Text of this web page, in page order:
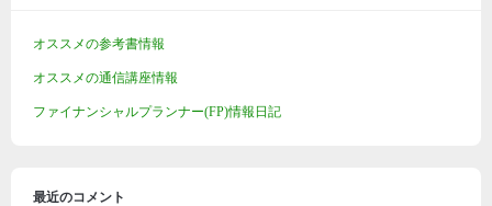
オススメの参考書情報
オススメの通信講座情報
ファイナンシャルプランナー(FP)情報日記
最近のコメント